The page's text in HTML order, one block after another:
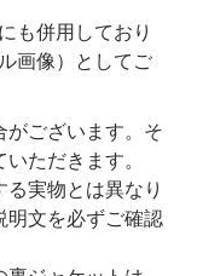
も併用しており
画像）としてご
がございます。そ
ただきます。
実物とは異なり
明文を必ずご確認